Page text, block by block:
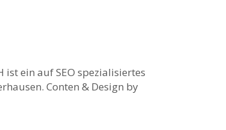
ist ein auf SEO spezialisiertes
Conten & Design by